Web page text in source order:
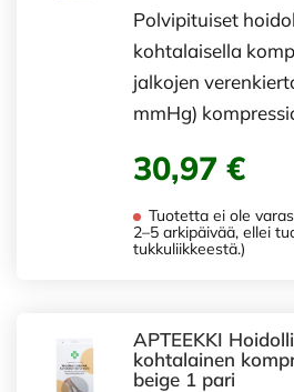
Polvipituiset
kohtalaisella
jalkojen
mmHg)
30,97 €
Tuotetta ei ole
2–5 arkipäivää, ellei
tukkuliikkeestä.)
APTEEKKI
kohtalainen
beige 1 pari